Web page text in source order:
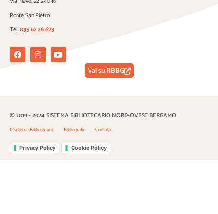
Ponte San Pietro
Tel:035 62 28 623
FacebookInstagramYoutube
Vai su RBBG
© 2019 - 2024 SISTEMA BIBLIOTECARIO NORD-OVEST BERGAMO
Il Sistema Bibliotecario Bibliografie Contatti
Privacy Policy Cookie Policy